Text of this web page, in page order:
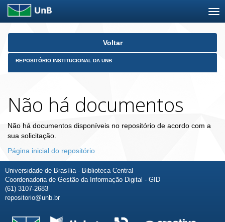
Skip
Voltar
REPOSITÓRIO INSTITUCIONAL DA UNB
Não há documentos
Não há documentos disponíveis no repositório de acordo com a
sua solicitação.
Página inicial do repositório
Universidade de Brasília - Biblioteca Central
Coordenadoria de Gestão da Informação Digital - GID
(61) 3107-2683
repositorio@unb.br